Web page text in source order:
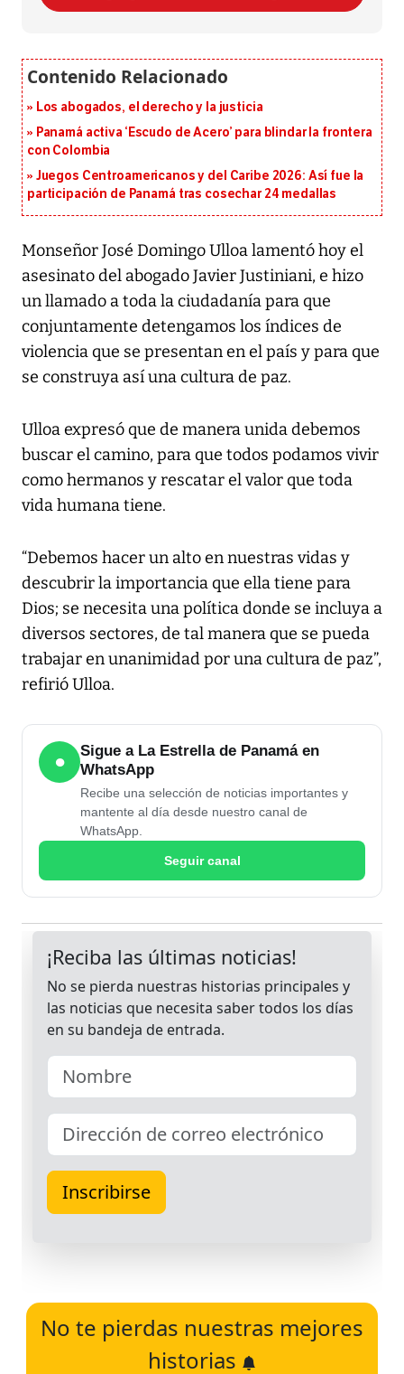
Los abogados, el derecho y la justicia
Panamá activa ‘Escudo de Acero’ para blindar la frontera
con Colombia
Juegos Centroamericanos y del Caribe 2026: Así fue la
participación de Panamá tras cosechar 24 medallas
Monseñor José Domingo Ulloa lamentó hoy el
asesinato del abogado Javier Justiniani, e hizo
un llamado a toda la ciudadanía para que
conjuntamente detengamos los índices de
violencia que se presentan en el país y para que
se construya así una cultura de paz.
Ulloa expresó que de manera unida debemos
buscar el camino, para que todos podamos vivir
como hermanos y rescatar el valor que toda
vida humana tiene.
“Debemos hacer un alto en nuestras vidas y
descubrir la importancia que ella tiene para
Dios; se necesita una política donde se incluya a
diversos sectores, de tal manera que se pueda
trabajar en unanimidad por una cultura de paz”,
refirió Ulloa.
●
Sigue a La Estrella de Panamá en
WhatsApp
Recibe una selección de noticias importantes y
mantente al día desde nuestro canal de
WhatsApp.
Seguir canal
No te pierdas nuestras mejores
historias